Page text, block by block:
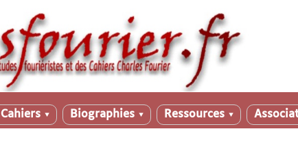
Cahiers ▼ Biographies ▼ Ressources ▼